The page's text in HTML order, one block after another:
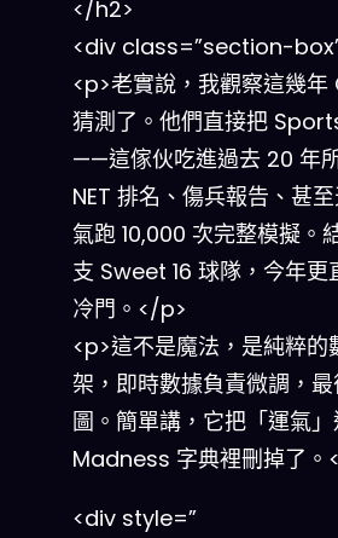
</h2>
<div class=”section-
<p>老實說，我觀察這幾
猜測了。他們直接把
——這傢伙吃進過去 20 年
NET 排名、傷兵報告、甚
氣跑 10,000 次完整模擬。
支 Sweet 16 球隊，今年
冷門。</p>
<p>這不是魔法，是純粹
架，即時數據負責微調，
圖。簡單講，它把「運氣
Madness 字典裡刪掉了。
<div style=”